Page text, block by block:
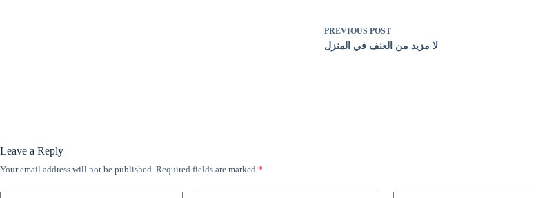
PREVIOUS POST
لا مزيد من العنف في المنزل
Leave a Reply
Your email address will not be published. Required fields are marked *